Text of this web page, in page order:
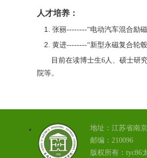
人才培养：
张丽--------“电动汽车混合励
黄进--------“新型永磁复合轮
目前在读博士生6人、硕士研
院等。
地址：江苏省南
邮编：210096
版权所有：tyc86